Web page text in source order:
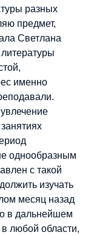
разных
предмет,
Светлана
именно
однообразным
с такой
изучать
месяц назад
в дальнейшем
любой области,